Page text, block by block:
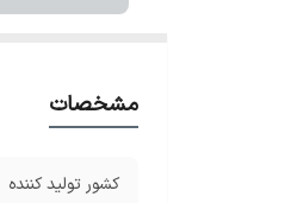
مشخصات
کشور تولید کننده